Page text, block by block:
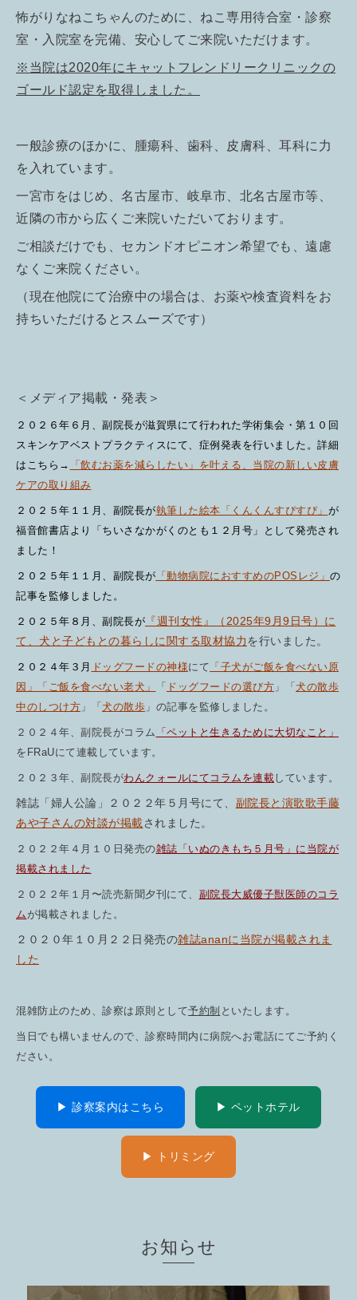
怖がりなねこちゃんのために、ねこ専用待合室・診察
室・入院室を完備、安心してご来院いただけます。
※当院は2020年にキャットフレンドリークリニックの
ゴールド認定を取得しました。
一般診療のほかに、腫瘍科、歯科、皮膚科、耳科に力
を入れています。
一宮市をはじめ、名古屋市、岐阜市、北名古屋市等、
近隣の市から広くご来院いただいております。
ご相談だけでも、セカンドオピニオン希望でも、遠慮
なくご来院ください。
（現在他院にて治療中の場合は、お薬や検査資料をお
持ちいただけるとスムーズです）
＜メディア掲載・発表＞
２０２６年６月、副院長が滋賀県にて行われた学術集会・第１０回
スキンケアベストプラクティスにて、症例発表を行いました。詳細
はこちら→
「飲むお薬を減らしたい」を叶える、当院の新しい皮膚
ケアの取り組み
２０２５年１１月、副院長が執筆した絵本「くんくんすぴすぴ」 が
福音館書店より「ちいさなかがくのとも１２月号」として発売され
ました！
２０２５年１１月、副院長が 「動物病院におすすめのPOSレジ」 の
記事を監修しました。
２０２５年８月、副院長が 『週刊女性』（2025年9月9日号）に
て、犬と子どもとの暮らしに関する取材協力を行いました。
２０２４年３ 月 ドッグフードの神様にて 「子犬がご飯を食べない原
因」
「ご飯を食べない老犬」 「 ドッグフードの選び方 」「 犬の散歩
中のしつけ方 」「 犬の散歩 」の記事を 監修しました。
２０２４ 年、副院長がコラム 「ペットと生きるために大切なこと」
をFRaUにて連載しています。
２０２３年、副院長がわんクォールにてコラムを連載 しています。
雑誌「婦人公論」２０２２年５月号にて、 副院長と演歌歌手藤
あや子さんの対談が掲載されました。
２０２２年４月１０日発売の雑誌「いぬのきもち５月号」に当院が
掲載されました
２０２２年１月〜読売新聞夕刊にて、 副院長大威優子獣医師のコラ
ム が掲載されました。
２０２０年１０月２２日発売の雑誌ananに当院が掲載されま
した
混雑防止のため、診察は原則として予約制 といたします。
当日でも構いませんので、診察時間内に病院へお電話にてご予約く
ださい。
▶ 診察案内はこちら ▶ ペットホテル
▶ トリミング
お知らせ